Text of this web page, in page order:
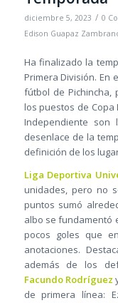
diciembre 5, 2023 / 0
Edison Guapaz
Ha finalizado la
Primera División. En
fútbol de Pichincha,
los puestos de Copa
Independiente
desenlace de la
definición de los
Liga Deportiva
unidades, pero no
puntos sumó
albo se fundamentó
pocos goles que
anotaciones.
además de los
Facundo Rodríguez
de primera línea: